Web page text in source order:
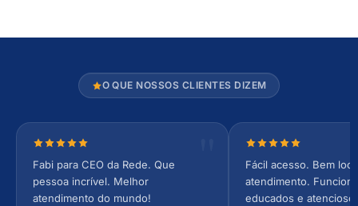
O QUE NOSSOS CLIENTES DIZEM
Nota 5 de 5 estrelas
Fabi para CEO da Rede. Que
pessoa incrível. Melhor
atendimento do mundo!
Nota 5 de 5
Fácil acesso. Bem
atendimento.
educados e